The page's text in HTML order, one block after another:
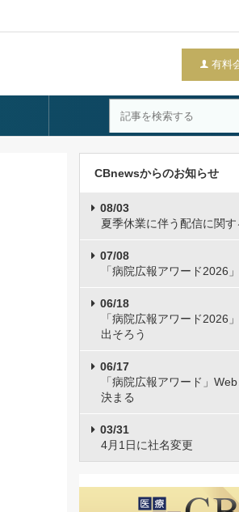
有料
CBnewsからのお知らせ
08/03
夏季休業に伴う配信に関
07/08
「病院広報アワード2026
06/18
「病院広報アワード2026
出そろう
06/17
「病院広報アワード」
決まる
03/31
4月1日に社名変更